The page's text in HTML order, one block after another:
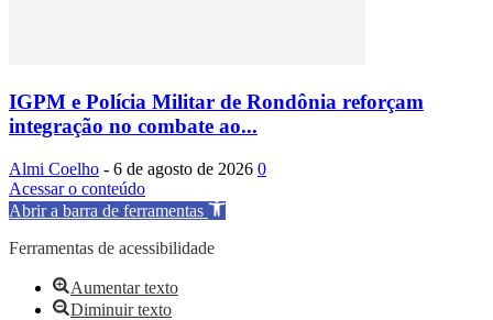
IGPM e Polícia Militar de Rondônia reforçam
integração no combate ao...
Almi Coelho - 6 de agosto de 2026 0
Acessar o conteúdo
Abrir a barra de ferramentas
Ferramentas de acessibilidade
Aumentar texto
Diminuir texto